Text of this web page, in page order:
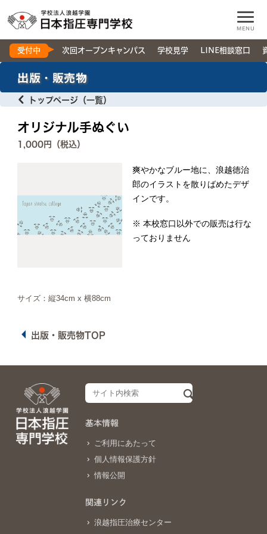
MENU
受付中 次回オープンキャンパス 学校見学 LINE相談窓口
出版・販売物
トップページ（一覧）
オリジナル手ぬぐい
1,000円（税込）
爽やかなブルー地に、浪越徳治
郎のイラストを散りばめたデザ
インです。
※ 本校窓口以外での販売は行な
っておりません
サイズ：縦34cm x 横88cm
出版・販売物TOP
基本情報
ご利用にあたって
個人情報保護方針
情報公開
関連リンク
浪越指圧治療センター